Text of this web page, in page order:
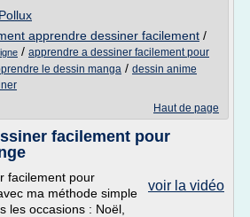
apprendre dessiner facilement /
/ apprendre a dessiner facilement pour
le dessin manga / dessin anime
Haut de page
facilement pour
voir la vidéo
facilement pour
ma méthode simple
les occasions : Noël,